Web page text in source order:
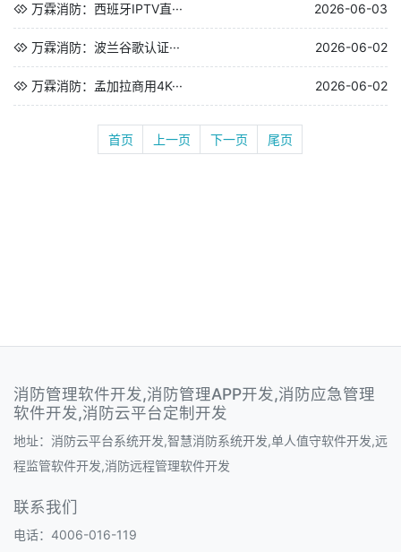
万霖消防：西班牙IPTV直··· 2026-06-03
万霖消防：波兰谷歌认证··· 2026-06-02
万霖消防：孟加拉商用4K··· 2026-06-02
首页 上一页 下一页 尾页
消防管理软件开发,消防管理APP开发,消防应急管理
软件开发,消防云平台定制开发
地址：消防云平台系统开发,智慧消防系统开发,单人值守软件开发,远
程监管软件开发,消防远程管理软件开发
联系我们
电话：4006-016-119